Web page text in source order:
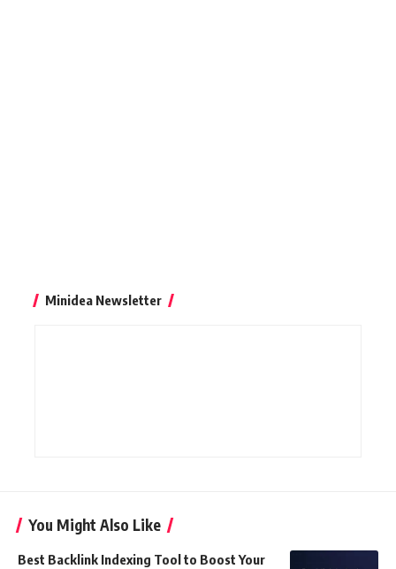
Minidea Newsletter
You Might Also Like
Best Backlink Indexing Tool to Boost Your